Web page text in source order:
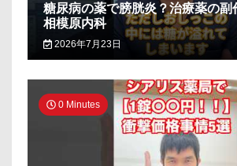
糖尿病の薬で膀胱炎？治療薬の副
相模原内科
2026年7月23日
0 Minutes